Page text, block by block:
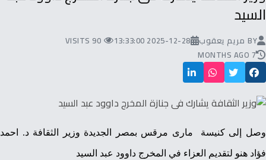
السيد
BY مريم يعقوب 2025-12-28 13:33:00
90 VISITS
7 MONTHS AGO
وصل إلى كنيسة مارى مرقس بمصر الجديدة وزير الثقافة د. احمد
فؤاد هنو لتقديم العزاء في المخرج داوود عبد السيد